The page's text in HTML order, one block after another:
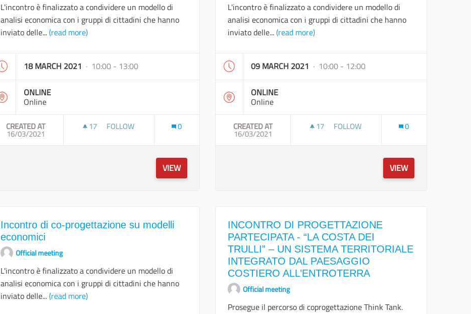
L'incontro è finalizzato a condividere un modello di
analisi economica con i gruppi di cittadini che hanno
inviato delle...(read more)
18 MARCH 2021 · 10:00 - 13:00
ONLINE
Online
CREATED AT
16/03/2021
17 17 FOLLOWERS
FOLLOW
INCONTRO DI CO-PROGETTAZIONE SU MODELLI ECONOMICI
0
VIEW
L'incontro è finalizzato a condividere un modello di
analisi economica con i gruppi di cittadini che hanno
inviato delle...(read more)
09 MARCH 2021 · 10:00 - 12:00
ONLINE
Online
CREATED AT
16/03/2021
17 17 FOLLOWERS
FOLLOW 0
VIEW
Incontro di co-progettazione su modelli
economici
Official meeting
L'incontro è finalizzato a condividere un modello di
analisi economica con i gruppi di cittadini che hanno
inviato delle...(read more)
INCONTRO DI PROGETTAZIONE
PARTECIPATA - “LA COSTA DEI
TRULLI” – UN SISTEMA TERRITORIALE
INTEGRATO DAL PAESAGGIO
COSTIERO ALL’ENTROTERRA
Official meeting
Prosegue il percorso di coprogettazione Think Tank.